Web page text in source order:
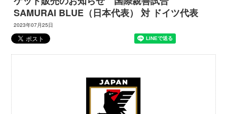
SAMURAI BLUE（日本代表） 対 ドイツ代表
2023年07月25日